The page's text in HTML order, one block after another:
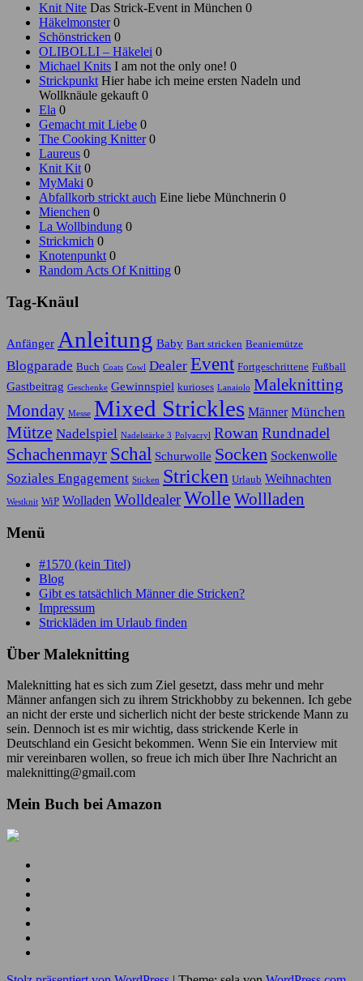
Knit Nite Das Strick-Event in München 0
Häkelmonster0
Schönstricken 0
OLIBOLLI – Häkelei 0
Michael Knits I am not the only one! 0
Strickpunkt Hier habe ich meine ersten Nadeln und
Wollknäule gekauft 0
Ela 0
Gemacht mit Liebe 0
The Cooking Knitter0
Laureus 0
Knit Kit 0
MyMaki 0
Abfallkorb strickt auch Eine liebe Münchnerin 0
Mienchen 0
La Wollbindung 0
Strickmich 0
Knotenpunkt 0
Random Acts Of Knitting 0
Tag-Knäul
Anfänger Anleitung Baby Bart stricken Beaniemütze
Blogparade Buch Coats Cowl Dealer Event Fortgeschrittene Fußball
Gastbeitrag Geschenke Gewinnspiel kurioses Lanaiolo Maleknitting
Monday Messe Mixed Strickles Männer München
Mütze Nadelspiel Nadelstärke 3 Polyacryl Rowan Rundnadel
Schachenmayr Schal Schurwolle Socken Sockenwolle
Soziales Engagement Sticken Stricken Urlaub Weihnachten
Westknit WiP Wolladen WolldealerWolle Wollladen
Menü
#1570 (kein Titel)
Blog
Gibt es tatsächlich Männer die Stricken?
Impressum
Strickläden im Urlaub finden
Über Maleknitting
Maleknitting hat es sich zum Ziel gesetzt, dass mehr und mehr
Männer anfangen sich zu ihrem Strickhobby zu bekennen. Ich gebe
an nicht der erste und sicherlich nicht der beste strickende Mann zu
sein. Dennoch ist es mir wichtig, dass strickende Kerle in
Deutschland ein Gesicht bekommen. Wenn Sie ein Interview mit
mir vereinbaren wollen, so freue ich mich über Ihre Nachricht an
maleknitting@gmail.com
Mein Buch bei Amazon